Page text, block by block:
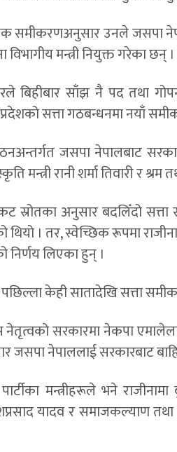
समीकरणअनुसार उनले जसपा
विभागीय मन्त्री नियुक्त गरेका छन् ।
बिहीबार साँझ नै पद तथा
सत्ता गठबन्धनमा नयाँ
जसपा नेपालबाट
मन्त्री रानी शर्मा तिवारी र
स्रोतका अनुसार बदलिँदो
थियो । तर, स्वेच्छिक रूपमा
निर्णय लिएका हुन् ।
केही सातादेखि सत्ता
नेतृत्वको सरकारमा नेकपा
जसपा नेपाललाई सरकारबाट
मन्त्रीहरूले भने
यादव र समाजकल्याण